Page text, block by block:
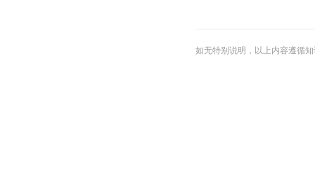
如无特别说明，以上内容遵循